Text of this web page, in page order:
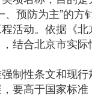
预防为主”的
活动。依据《
结合北京市实际
制性条文和现
要高于国家标